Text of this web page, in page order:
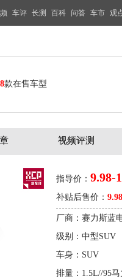
车评 长测 百科 问答 车市 观
8款在售车型
视频评测
指导价： 9.98-
补贴后售价：
厂商：赛力斯蓝
级别：中型SUV
车身：SUV
排量：1.5L//95马